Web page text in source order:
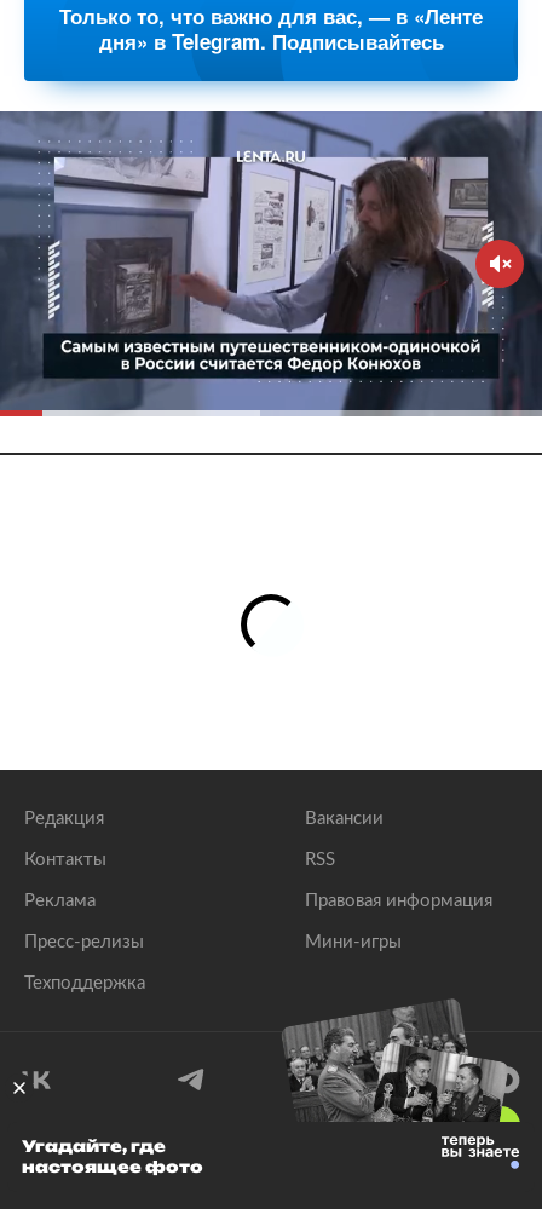
Только то, что важно для вас, — в «Ленте
дня» в Telegram. Подписывайтесь
Редакция
Контакты
Реклама
Пресс-релизы
Техподдержка
Вакансии
RSS
Правовая информация
Мини-игры
© 1999–2026 Все права защищены.
Угадайте, где
настоящее фото